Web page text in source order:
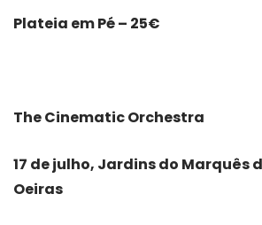
Plateia em Pé – 25€
The Cinematic Orchestra
17 de julho, Jardins do Marquês
Oeiras